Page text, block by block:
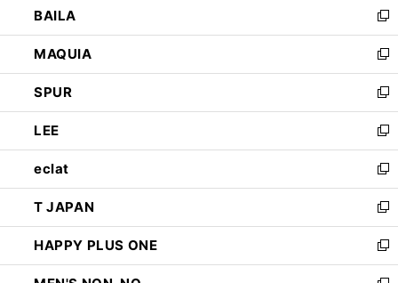
く
ィ
ン
ド
ウ
で
開
く
い
ウ
ィ
ン
ド
ウ
で
開
く
BAILA
新
し
い
ウ
ィ
ン
ド
ウ
で
開
く
MAQUIA
新
し
い
ウ
ィ
ン
ド
ウ
で
開
く
SPUR
新
し
い
ウ
ィ
ン
ド
ウ
で
開
LEE
新
し
い
ウ
ィ
ン
ド
ウ
eclat
新
し
い
ウ
ィ
ン
T JAPAN
新
し
い
ウ
HAPPY PLUS ONE
新
し